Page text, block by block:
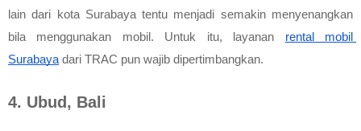
lain dari kota Surabaya tentu menjadi semakin menyenangkan
bila menggunakan mobil. Untuk itu, layanan rental mobil
Surabaya dari TRAC pun wajib dipertimbangkan.
4. Ubud, Bali